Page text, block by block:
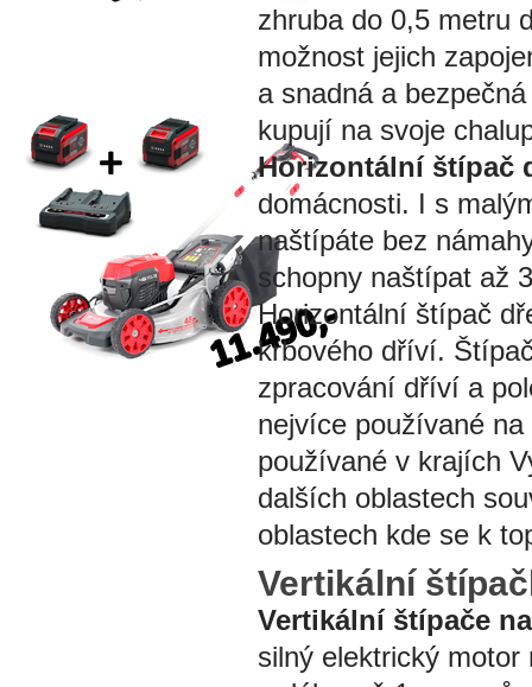
zhruba do 0,5 metru
možnost jejich
a snadná a
kupují na svoje
Horizontální štípač
domácnosti. I s
naštípáte bez
schopny naštípat až
Horizontální štípač
krbového dříví.
zpracování dříví a
nejvíce používané
používané v krajích
dalších oblastech
oblastech kde se k
Vertikální
Vertikální štípače
silný elektrický